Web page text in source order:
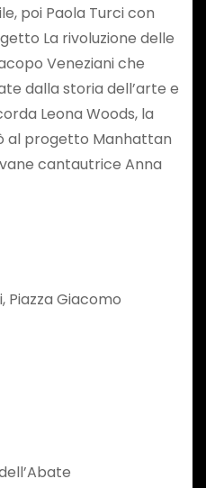
poi Paola Turci con
La rivoluzione delle
Veneziani che
dalla storia dell’arte e
Leona Woods, la
al progetto Manhattan
cantautrice Anna
Piazza Giacomo